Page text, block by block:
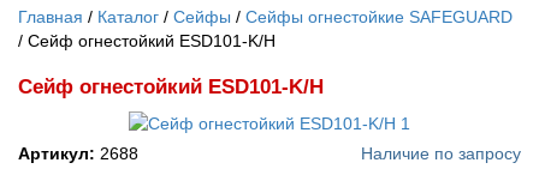
Главная Каталог Сейфы
Сейфы огнестойкие SAFEGUARD
Сейф огнестойкий ESD101-K/H
Сейф огнестойкий ESD101-K/H
Артикул: 2688 Наличие по запросу